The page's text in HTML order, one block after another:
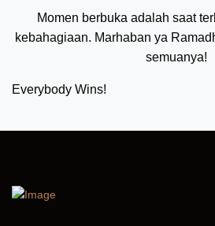
Momen berbuka adalah saat
kebahagiaan. Marhaban ya
semuanya!
Everybody Wins!